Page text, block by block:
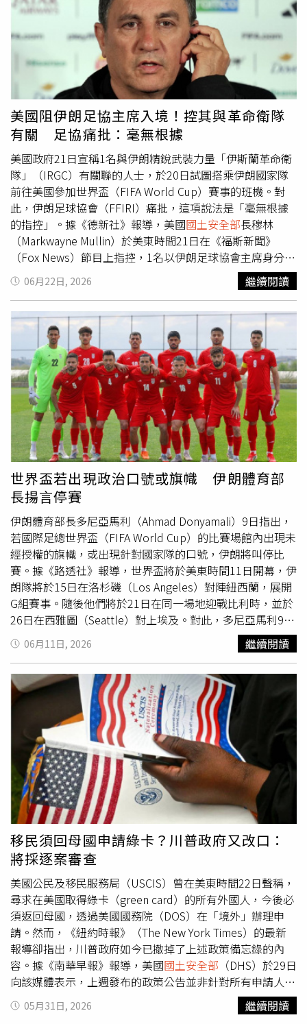
方面，根據新制度，外國學生及交流訪問者將依照各自核准
的課程期間獲准停留，但最長不得超過4年。目前持有F、J
及I類簽證的人士也將自動轉換至新制度，其最長4年的停留
期限將自新規正式生效日起開始計算。美國國土安全部 表
示：「需要更多時間完成學業課程的簽證持有人，必須直接
向美國公民及移民服務局（USCIS）正式申請延長停留
（Extension of Stay）。」 國土安全部表示，此舉將把監督
權由各大學行政人員重新交還聯邦政府，申請人也必須接受
生物特徵身分驗證、背景調查以及防止詐欺審查。另一項收
緊措施則規定，F1學生畢業後僅有30天可準備離境、轉學
或變更身分，相較於過去的60天大幅縮減。此外，學生若希
望更改學術主修方向，也將受到更嚴格的規範。對此，美國
5大保守派智庫之一「加圖研究所」（Cato Institute）移民
研究主任比爾（David Bier）在社群媒體發文痛批：「如果
你改變自己的『教育目標』（educational objectives），
國土安全部將追溯認定你自改變目標當下起，就已喪失合法
身分。這項政策真的非常惡劣。」美國移民律師華森
（Tahmina Watson）則表示，這些變革帶來的經濟影響可
能相當深遠且持久，因為國際學生每年為美國經濟創造數十
億美元價值，「許多人後來成為企業家、研究人員、醫師、
工程師以及美國企業領導人。若讓美國成為一個更難以進入
且充滿不確定性的留學目的地，恐怕將迫使這些人才流向其
他競爭國家。」根據官方統計，美國在2023至2024學年度
共接納超過110萬名國際學生，為全球最多，並於2023年為
美國經濟創造超過500億美元的貢獻。對此華森強調：「這
項政策的影響不僅將反映在下一個學年度，更可能在未來數
十年間持續發酵，包括創新能力下降、新創企業減少、人才
供應鏈削弱，以及美國全球競爭力下滑。」
海地人TPS身分的決定，並非出於種族因素，「無論是總統
長所引用的言論，都沒有明顯的種族色彩，本
質上都屬於可以基於非種族理由成立的政策觀點。」川普曾
在競選白宮期間承諾驅逐數百萬移民，並推動拆解TPS的計
畫，作為其強硬移民政策的一部分。在2024年競選活動高
峰期，川普曾散布關於海地移民的謊言，聲稱他們正在吃美
國人的寵物，以此加劇美國公民對移民的恐慌。這項TPS案
的最高法院裁決，可能影響來自10幾個國家、超過100萬名
TPS受益者。自川普上任以來，包括阿富汗、喀麥隆、衣索
比亞、宏都拉斯、緬甸、尼泊爾、尼加拉瓜、索馬利亞、南
蘇丹、委內瑞拉、葉門等國公民的TPS資格已被撤銷，海地
與敘利亞也將納入其中。報導補充，海地人在經歷2010年
毀滅性的地震後獲得TPS資格，但該國至今仍深陷嚴重貧
困、武裝幫派猖獗的暴力問題，以及長期政治不穩定。美國
國務院也建議美國公民避免前往該加勒比島國，理由包括
「綁架、犯罪、社會動盪以及醫療資源有限。」敘利亞則在
2012年因爆發內戰而被納入TPS的適用範圍。對此，美國最
高法院首位西班牙裔和拉丁裔大法官索托馬約爾（Sonia
Maria Sotomayor）在口頭辯論中質疑，川普政府撤銷海地
人TPS時，是否可能存在「歧視性目的」，並引用該共和黨
總統的相關言論。這位自由派大法官表示：「我們有1位總
統曾在某個時刻說海地是一個『骯髒、污穢、令人作嘔的糞
坑國家』，並抱怨美國不應該接收這些國家的人，而應該接
收來自挪威、瑞典或丹麥的移民。」美國聯邦總律師索爾
（D. John Sauer）則回應稱，總統的言論被斷章取義，實
際上是在談論「犯罪、貧困與福利依賴問題」。他補充，限
制法院對TPS決策的審查，是為了避免司法機關對外交政策
判斷進行過度干預與「司法微觀管理」。
美國阻伊朗足協主席入境！控其與革命衛隊
有關 足協痛批：毫無根據
美國政府21日宣稱1名與伊朗精銳武裝力量「伊斯蘭革命衛
隊」（IRGC）有關聯的人士，於20日試圖搭乘伊朗國家隊
前往美國參加世界盃（FIFA World Cup）賽事的班機。對
此，伊朗足球協會（FFIRI）痛批，這項說法是「毫無根據
的指控」。據《德新社》報導，美國國土安全部長穆林
（Markwayne Mullin）於美東時間21日在《福斯新聞》
（Fox News）節目上指控，1名以伊朗足球協會主席身分作
為掩護的人士，試圖從墨西哥搭乘伊朗足球隊飛往洛杉磯
（Los Angeles）的班機，以參加21日對戰比利時的世界盃
賽事，但遭到阻止，「當我們開始對他進行調查時，我們發
現他自2022年才被安排到該職位，因此我們沒有允許他登
機。」穆林並未指出該人士的姓名，但聲稱他與伊斯蘭革命
衛隊有「直接聯繫」，而伊朗足球協會已明確否認此一說
法。協會在21日發布的聲明中表示：「我們強烈譴責穆林針
對伊朗足球協會主席，以及國家隊官方代表團成員所發表的
言論，並認為這些說法是一連串虛假、捏造且完全毫無根據
的指控。」「關於伊朗足球協會官方代表昨日試圖登機進入
美國卻遭到阻止的說法，是徹頭徹尾且無可否認的謊言。這
項指控毫無事實基礎，以至於提出這項說法的人非常清楚，
這樣的事件從未發生過。令人遺憾的是，1位美國高級官員
竟訴諸散播不實陳述與錯誤資訊，以合理化對伊朗國家隊代
表團成員所施加的限制。」「當1項具體、可驗證且針對特
定個人的指控被提出，且該指控本身又完全不是事實時，自
然也會讓其他相關指控的可信度受到質疑。」聲明還指出，
對伊朗官員拒發簽證的決定「完全缺乏任何證據或文件支
持」，並且「明顯是在試圖掩蓋對伊朗國家隊代表團施加的
歧視性待遇與不合理限制。」報導補充，伊朗世界盃代表團
共有11名成員遭拒發進入美國的簽證。伊朗隊總教練加萊諾
伊（Amir Ghalenoei）在球隊與紐西蘭完成首場比賽後，也
透露即使人員獲准入境，仍面臨各種限制措施，「我們原本
應該在比賽前2個晚上就抵達，但沒有被允許。我們原本應
該今晚留在這裡，明天中午返回，但我完全不知道原因，而
且他們也沒有告訴我們。我們是整個世界盃中受壓迫最嚴重
的球隊。」
06月22日, 2026 繼續閱讀
世界盃若出現政治口號或旗幟 伊朗體育部
長揚言停賽
伊朗體育部長多尼亞馬利（Ahmad Donyamali）9日指出，
若國際足總世界盃（FIFA World Cup）的比賽場館內出現未
經授權的旗幟，或出現針對國家隊的口號，伊朗將叫停比
賽。據《路透社》報導，世界盃將於美東時間11日開幕，伊
朗隊將於15日在洛杉磯（Los Angeles）對陣紐西蘭，展開
G組賽事。隨後他們將於21日在同一場地迎戰比利時，並於
26日在西雅圖（Seattle）對上埃及。對此，多尼亞馬利9日
表示：「我們已經通知國際足球總會（FIFA），如果在伊朗
參賽的世界盃場館內出現非官方旗幟，或出現反對國家隊的
口號，球隊管理方將必須停止比賽。」他還補充：「我們已
獲得保證，在對埃及的比賽期間，球場內不會發生任何干擾
事件。」伊朗與埃及的足球協會先前曾敦促FIFA，防止在西
雅圖比賽期間出現任何與LGBTQ+運動有關的活動。該場賽
事原本被當地主辦方指定為「驕傲賽事」（Pride
Match），以配合西雅圖當地的LGBTQ+驕傲週末（Pride
weekend）活動。4月時，部分抗議者聚集於加拿大溫哥華
（Vancouver）的FIFA大會外，呼籲禁止伊朗參加本屆賽
事，並指控該隊代表的是伊朗「伊斯蘭革命衛隊」
（IRGC），而非伊朗人民。伊朗的參賽同時也面臨多項阻
礙。伊朗足球協會（Iran Football Federation）透露，其門
票配額在賽事開始前數天被撤回，導致已經安排旅程的伊朗
球迷無法進場觀賽。根據美國
目前在墨西哥蒂華納（Tijuana）訓練的伊朗隊，能在每場比
賽前1天入境美國。而在美伊局勢緊張的背景下，本屆世界
盃也罕見成為地緣政治的角力場。
06月11日, 2026 繼續閱讀
移民須回母國申請綠卡？川普政府又改口：
將採逐案審查
美國公民及移民服務局（USCIS）曾在美東時間22日聲稱，
尋求在美國取得綠卡（green card）的所有外國人，今後必
須返回母國，透過美國國務院（DOS）在「境外」辦理申
請。然而，《紐約時報》（The New York Times）的最新
報導卻指出，川普政府如今已撤掉了上述政策備忘錄的內
容。據《南華早報》報導，美國國土安全部 （DHS）於29日
向該媒體表示，上週發布的政策公告並非針對所有申請人的
強制性要求，而是將以「逐案審查」的方式進行。此前，川
普政府發言人凱勒（Zach Kahler）曾在22日稱，「從現在
05月31日, 2026 繼續閱讀